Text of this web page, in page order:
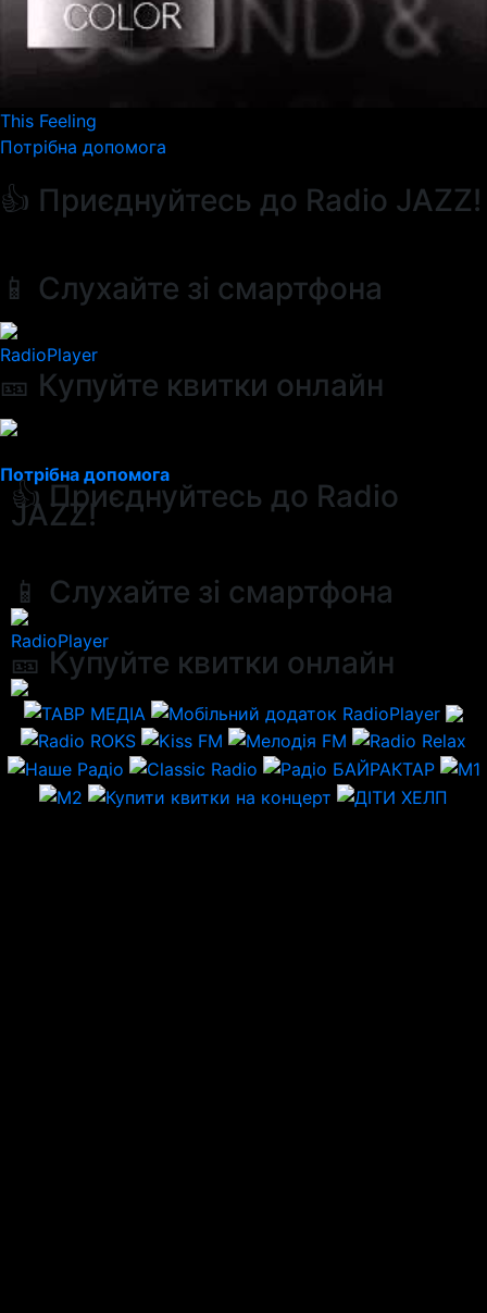
This Feeling
Потрібна допомога
👍 Приєднуйтесь до Radio JAZZ!
📱 Слухайте зі смартфона
RadioPlayer
🎫 Купуйте квитки онлайн
Потрібна допомога
👍 Приєднуйтесь до Radio
JAZZ!
📱 Слухайте зі смартфона
RadioPlayer
🎫 Купуйте квитки онлайн